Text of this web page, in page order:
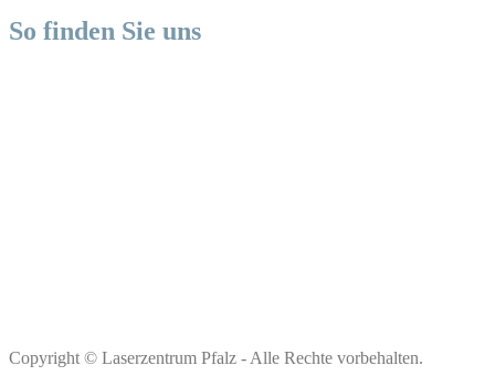
So finden Sie uns
Copyright © Laserzentrum Pfalz - Alle Rechte vorbehalten.